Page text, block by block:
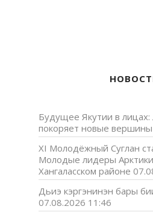
Будущее Якутии в
покоряет новые вершины
XI Молодёжный Суглан
Молодые лидеры
Хангаласском районе
Дьиэ кэргэнинэн бары
07.08.2026 11:46